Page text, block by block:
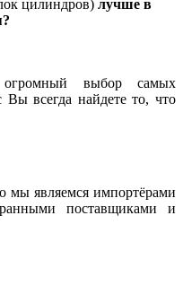
цилиндров) лучше в
выбор самых
Вы всегда найдете то, что
являемся импортёрами
поставщиками и